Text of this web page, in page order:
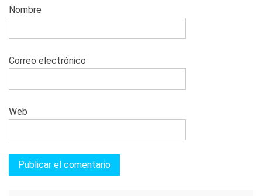
Nombre
Correo electrónico
Web